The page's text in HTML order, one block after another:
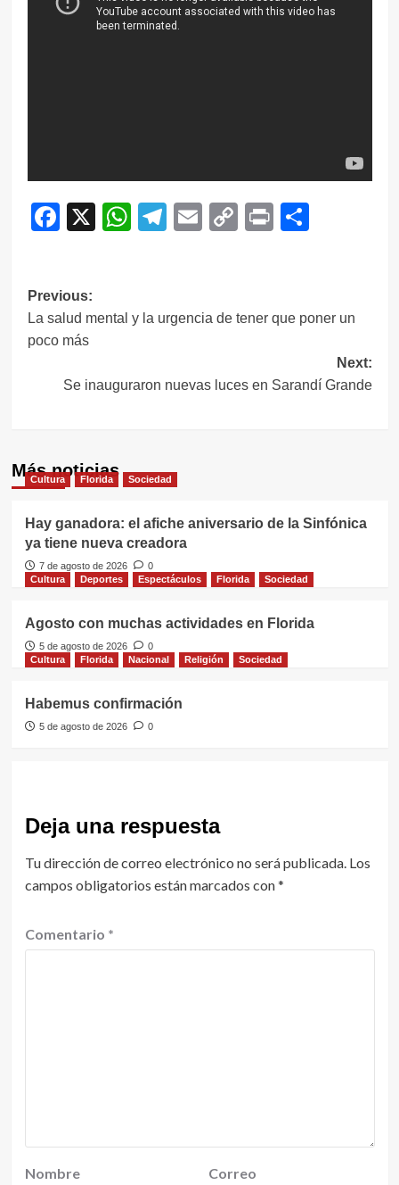
Facebook
X WhatsApp
Telegram
EmailCopy
Print
Navegación
de
entradas
Previous:
La salud mental y la urgencia de tener que poner un
poco más
Next:
Se inauguraron nuevas luces en Sarandí Grande
Más noticias
Cultura Florida Sociedad
Hay ganadora: el afiche aniversario de la Sinfónica
ya tiene nueva creadora
7 de agosto de 2026
0
Cultura
Deportes Espectáculos Florida Sociedad
Agosto con muchas actividades en Florida
5 de agosto de 2026
0
Cultura
Florida Nacional Religión Sociedad
Habemus confirmación
5 de agosto de 2026 0
Deja una respuesta
Tu dirección de correo electrónico no será publicada. Los
campos obligatorios están marcados con*
Comentario *
Nombre Correo